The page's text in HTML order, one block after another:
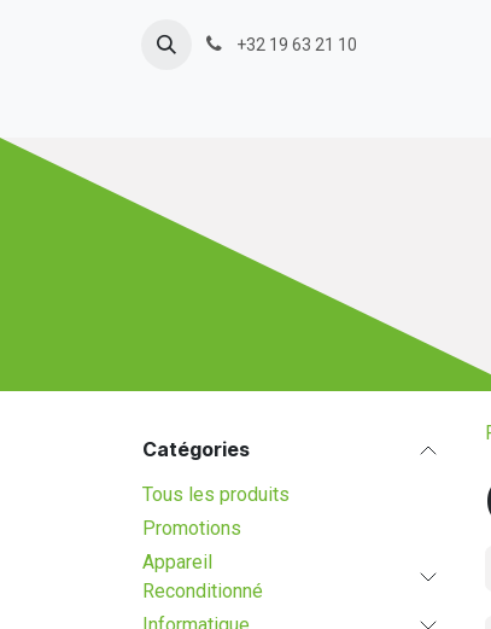
+32 19 63 21 10
Catégories
Tous les produits
Promotions
Appareil
Reconditionné